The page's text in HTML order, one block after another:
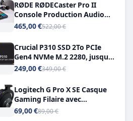
RØDE RØDECaster Pro II
Console Production Audio
Tout-en-Un, Bluetooth et
465,00 €522,00 €
Crucial P310 SSD 2To PCIe
Gen4 NVMe M.2 2280, jusqu’à
7.100 Mo/s
249,00 €349,00 €
Logitech G Pro X SE Casque
Gaming Filaire avec
Microphone Micro
69,00 €89,00 €